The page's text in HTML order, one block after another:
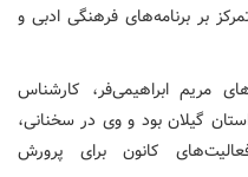
بر برنامه‌های فرهنگی ادبی و
مریم ابراهیمی‌فر، کارشناس
گیلان بود و وی در سخنانی،
کانون برای پرورش